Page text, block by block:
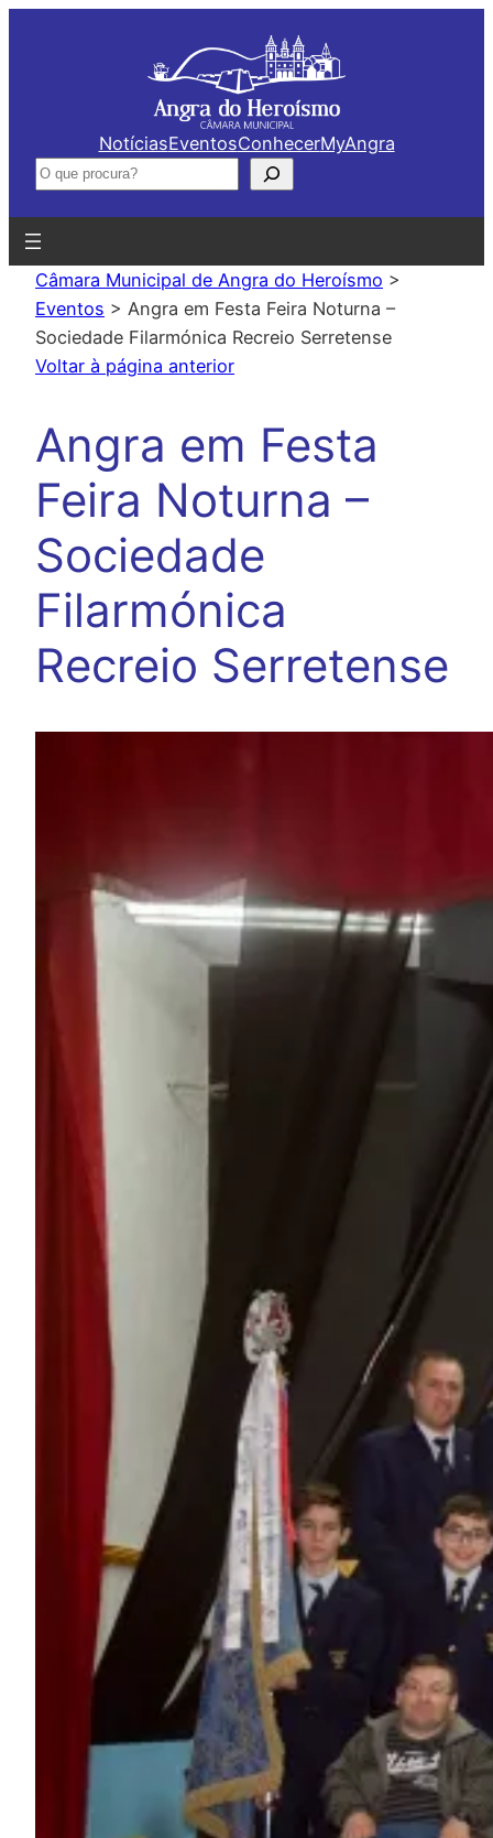
NotíciasEventosConhecerMyAngra
Pesquisar
Câmara Municipal de Angra do Heroísmo >
Eventos > Angra em Festa Feira Noturna –
Sociedade Filarmónica Recreio Serretense
Voltar à página anterior
Angra em Festa
Feira Noturna –
Sociedade
Filarmónica
Recreio Serretense